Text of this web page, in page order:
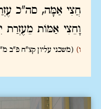
חֲצִי אַמָּה, סה"כ
וָחֵצִי אַמּוֹת
ו) (משכני עליון קצ"ח פ"ב